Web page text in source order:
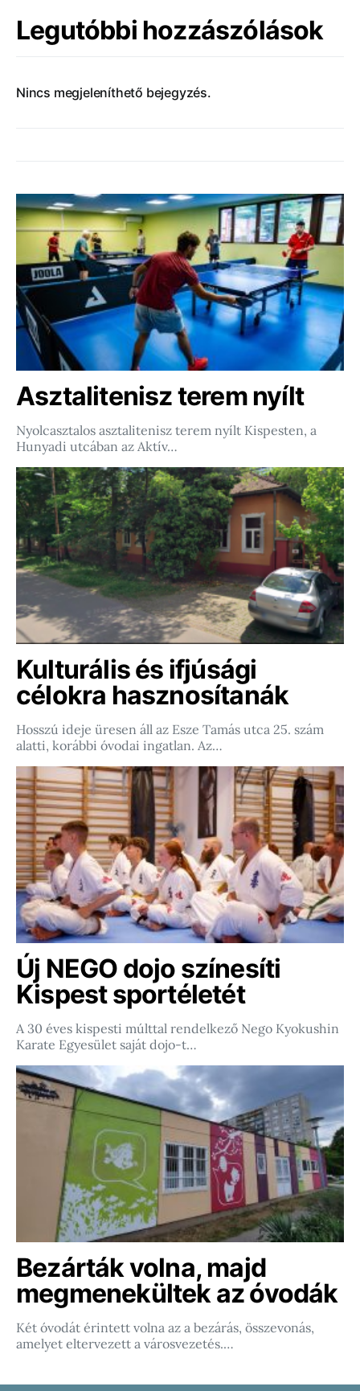
Legutóbbi hozzászólások
Nincs megjeleníthető bejegyzés.
Asztalitenisz terem nyílt
Nyolcasztalos asztalitenisz terem nyílt Kispesten, a
Hunyadi utcában az Aktív…
Kulturális és ifjúsági
célokra hasznosítanák
Hosszú ideje üresen áll az Esze Tamás utca 25. szám
alatti, korábbi óvodai ingatlan. Az…
Új NEGO dojo színesíti
Kispest sportéletét
A 30 éves kispesti múlttal rendelkező Nego Kyokushin
Karate Egyesület saját dojo-t…
Bezárták volna, majd
megmenekültek az óvodák
Két óvodát érintett volna az a bezárás, összevonás,
amelyet eltervezett a városvezetés.…